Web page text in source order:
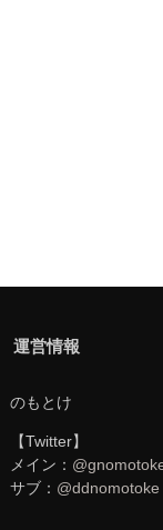
運営情報
のもとけ
【Twitter】
メイン：
サブ： @ddnomotoke